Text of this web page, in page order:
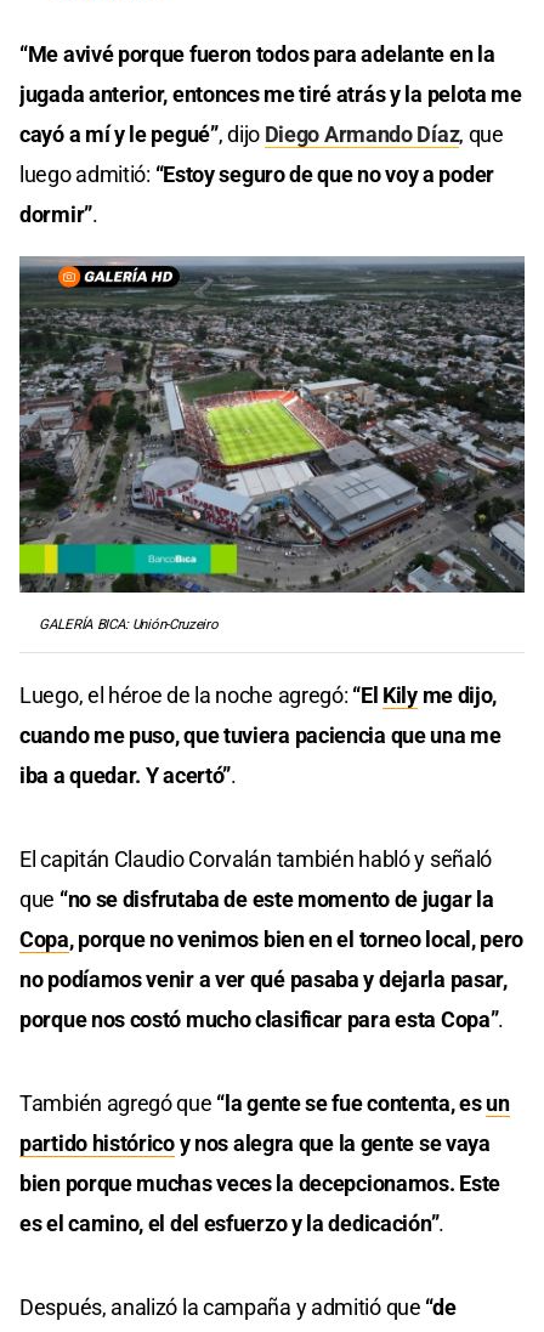
“Me avivé porque fueron todos para adelante en la
jugada anterior, entonces me tiré atrás y la pelota me
cayó a mí y le pegué”, dijo Diego Armando Díaz, que
luego admitió: “Estoy seguro de que no voy a poder
dormir”.
GALERÍA BICA: Unión-Cruzeiro
Luego, el héroe de la noche agregó: “El Kilyme dijo,
cuando me puso, que tuviera paciencia que una me
iba a quedar. Y acertó”.
El capitán Claudio Corvalán también habló y señaló
que “no se disfrutaba de este momento de jugar la
Copa, porque no venimos bien en el torneo local, pero
no podíamos venir a ver qué pasaba y dejarla pasar,
porque nos costó mucho clasificar para esta Copa”.
También agregó que “la gente se fue contenta, esun
partido históricoy nos alegra que la gente se vaya
bien porque muchas veces la decepcionamos. Este
es el camino, el del esfuerzo y la dedicación”.
Después, analizó la campaña y admitió que “de